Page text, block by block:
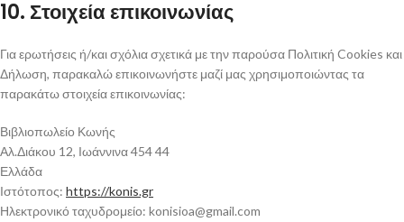
10. Στοιχεία επικοινωνίας
Για ερωτήσεις ή/και σχόλια σχετικά με την παρούσα Πολιτική Cookies και
Δήλωση, παρακαλώ επικοινωνήστε μαζί μας χρησιμοποιώντας τα
παρακάτω στοιχεία επικοινωνίας:
Βιβλιοπωλείο Κωνής
Αλ.Διάκου 12, Ιωάννινα 454 44
Ελλάδα
Ιστότοπος: https://konis.gr
Ηλεκτρονικό ταχυδρομείο: konisioa@gmail.com